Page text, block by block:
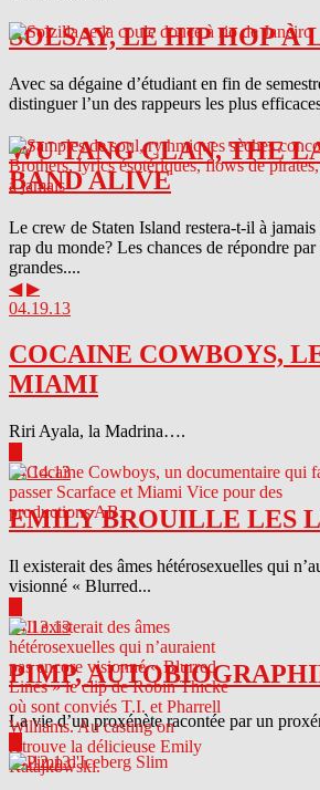
SOLSAY, LE HIP HOP À
Avec sa dégaine d’étudiant en fin de
distinguer l’un des rappeurs les plus
WU TANG CLAN, THE
BAND ALIVE
Le crew de Staten Island restera-t-il à
rap du monde? Les chances de répondre
grandes....
◀ ▶
04.19.13
COCAINE COWBOYS,
MIAMI
Riri Ayala, la Madrina….
04.14.13
EMILY BROUILLE LES
Il existerait des âmes hétérosexuelles qui
visionné « Blurred...
04.13.13
PIMP,
La vie d’un proxénète racontée par un
04.12.13